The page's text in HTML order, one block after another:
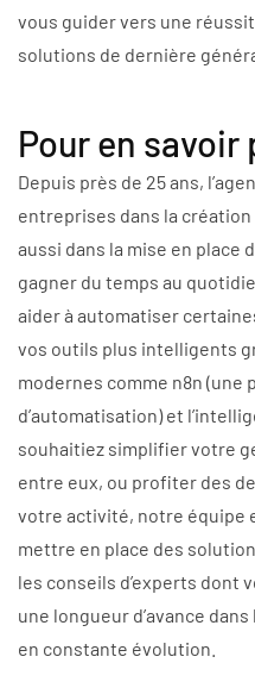
vous guider vers une
solutions de dernière
Pour en savoir
Depuis près de 25 ans,
entreprises dans la
aussi dans la mise en place
gagner du temps au
aider à automatiser
vos outils plus intelligents
modernes comme n8n (une
d’automatisation) et
souhaitiez simplifier votre
entre eux, ou profiter des
votre activité, notre équipe
mettre en place des
les conseils d’experts dont
une longueur d’avance
en constante évolution.